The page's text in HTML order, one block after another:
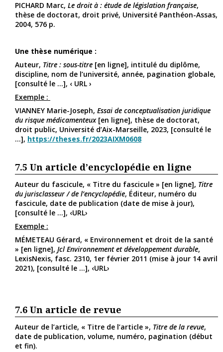
PICHARD Marc, Le droit à : étude de législation française,
thèse de doctorat, droit privé, Université Panthéon-Assas,
2004, 576 p.
Une thèse numérique :
Auteur, Titre : sous-titre [en ligne], intitulé du diplôme,
discipline, nom de l’université, année, pagination globale,
[consulté le ...], ‹ URL ›
Exemple :
VIANNEY Marie-Joseph, Essai de conceptualisation juridique
du risque médicamenteux[en ligne], thèse de doctorat,
droit public, Université d’Aix-Marseille, 2023, [consulté le
...], https://theses.fr/2023AIXM0608
7.5 Un article d’encyclopédie en ligne
Auteur du fascicule, « Titre du fascicule » [en ligne], Titre
du jurisclasseur / de l’encyclopédie, Éditeur, numéro du
fascicule, date de publication (date de mise à jour),
[consulté le ...], ‹URL›
Exemple :
MÉMETEAU Gérard, « Environnement et droit de la santé
» [en ligne], Jcl Environnement et développement durable,
LexisNexis, fasc. 2310, 1er février 2011 (mise à jour 14 avril
2021), [consulté le ...], ‹URL›
7.6 Un article de revue
Auteur de l’article, « Titre de l’article », Titre de la revue,
date de publication, volume, numéro, pagination (début
et fin).